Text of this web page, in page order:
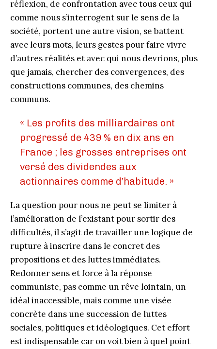
réflexion, de confrontation avec tous ceux qui
comme nous s’interrogent sur le sens de la
société, portent une autre vision, se battent
avec leurs mots, leurs gestes pour faire vivre
d’autres réalités et avec qui nous devrions, plus
que jamais, chercher des convergences, des
constructions communes, des chemins
communs.
« Les profits des milliardaires ont
progressé de 439 % en dix ans en
France ; les grosses entreprises ont
versé des dividendes aux
actionnaires comme d’habitude. »
La question pour nous ne peut se limiter à
l’amélioration de l’existant pour sortir des
difficultés, il s’agit de travailler une logique de
rupture à inscrire dans le concret des
propositions et des luttes immédiates.
Redonner sens et force à la réponse
communiste, pas comme un rêve lointain, un
idéal inaccessible, mais comme une visée
concrète dans une succession de luttes
sociales, politiques et idéologiques. Cet effort
est indispensable car on voit bien à quel point